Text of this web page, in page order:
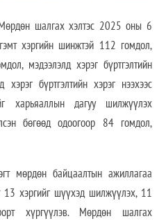
шалгах хэлтэс 2025 оны 6
хэргийн шинжтэй 112 гомдол,
мэдээлэлд хэрэг бүртгэлтийн
бүртгэлтийн хэрэг нээхээс
харьяаллын дагуу шилжүүлэх
бөгөөд одоогоор 84 гомдол,
мөрдөн байцаалтын ажиллагаа
13 хэргийг шүүхэд шилжүүлэх, 11
хүргүүлэв. Мөрдөн шалгах